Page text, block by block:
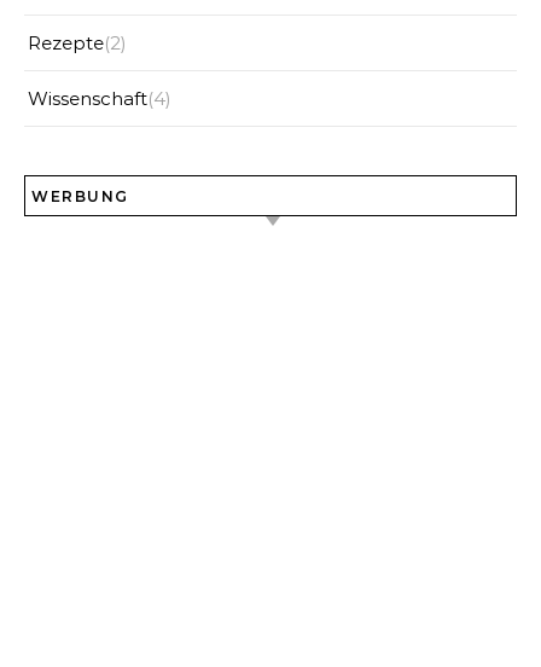
Rezepte(2)
Wissenschaft(4)
WERBUNG